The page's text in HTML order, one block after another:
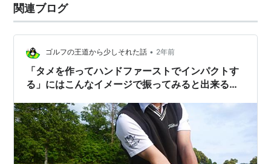
関連ブログ
ゴルフの王道から少しそれた話 • 2年前
「タメを作ってハンドファーストでインパクトす
る」にはこんなイメージで振ってみると出来るか